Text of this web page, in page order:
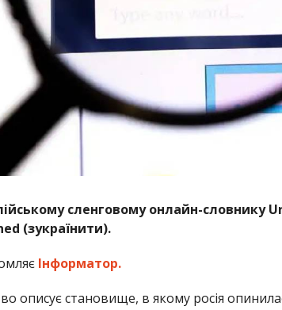
сленговому онлайн-словнику
(зукраїнити).
Інформатор.
описує становище, в якому росія